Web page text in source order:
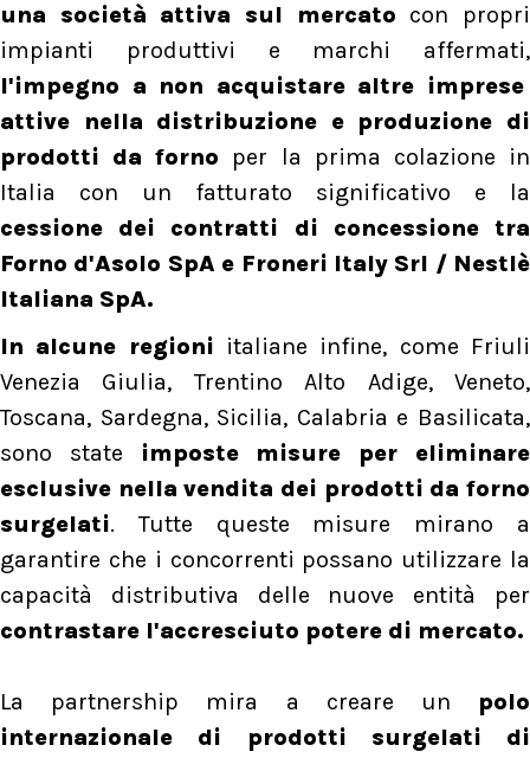
una società attiva sul mercato con propri
impianti produttivi e marchi affermati,
l'impegno a non acquistare altre imprese
attive nella distribuzione e produzione di
prodotti da forno per la prima colazione in
Italia con un fatturato significativo e la
cessione dei contratti di concessione tra
Forno d'Asolo SpA e Froneri Italy Srl / Nestlè
Italiana SpA.
In alcune regioni italiane infine, come Friuli
Venezia Giulia, Trentino Alto Adige, Veneto,
Toscana, Sardegna, Sicilia, Calabria e Basilicata,
sono state imposte misure per eliminare
esclusive nella vendita dei prodotti da forno
surgelati. Tutte queste misure mirano a
garantire che i concorrenti possano utilizzare la
capacità distributiva delle nuove entità per
contrastare l'accresciuto potere di mercato.
La partnership mira a creare un polo
internazionale di prodotti surgelati di